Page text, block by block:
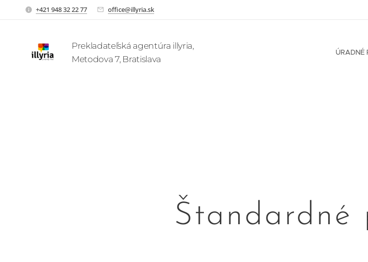
+421 948 32 22 77 office@illyria.sk
Prekladateľská agentúra illyria,
Metodova 7, Bratislava
ÚRADNÉ
Štandardné